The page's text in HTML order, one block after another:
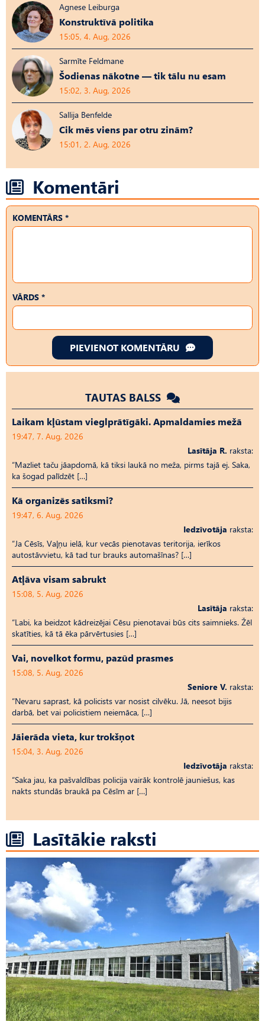
Agnese Leiburga
Konstruktīvā politika
15:05, 4. Aug, 2026
Sarmīte Feldmane
Šodienas nākotne — tik tālu nu esam
15:02, 3. Aug, 2026
Sallija Benfelde
Cik mēs viens par otru zinām?
15:01, 2. Aug, 2026
Komentāri
KOMENTĀRS *
VĀRDS *
PIEVIENOT KOMENTĀRU
TAUTAS BALSS
Laikam kļūstam vieglprātīgāki. Apmaldamies mežā
19:47, 7. Aug, 2026
Lasītāja R. raksta:
“Mazliet taču jāapdomā, kā tiksi laukā no meža, pirms tajā ej. Saka,
ka šogad palīdzēt […]
Kā organizēs satiksmi?
19:47, 6. Aug, 2026
Iedzīvotāja raksta:
“Ja Cēsīs, Vaļņu ielā, kur vecās pienotavas teritorija, ierīkos
autostāvvietu, kā tad tur brauks automašīnas? […]
Atļāva visam sabrukt
15:08, 5. Aug, 2026
Lasītāja raksta:
“Labi, ka beidzot kādreizējai Cēsu pienotavai būs cits saimnieks. Žēl
skatīties, kā tā ēka pārvērtusies […]
Vai, novelkot formu, pazūd prasmes
15:08, 5. Aug, 2026
Seniore V. raksta:
“Nevaru saprast, kā policists var nosist cilvēku. Jā, neesot bijis
darbā, bet vai policistiem neiemāca, […]
Jāierāda vieta, kur trokšņot
15:04, 3. Aug, 2026
Iedzīvotāja raksta:
“Saka jau, ka pašvaldības policija vairāk kontrolē jauniešus, kas
nakts stundās braukā pa Cēsīm ar […]
Lasītākie raksti